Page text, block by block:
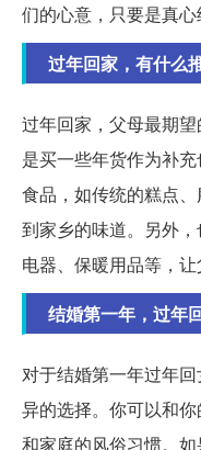
们的心意，只要是真心
过年回家，有什么
过年回家，父母最期
是买一些年货作为补
食品，如传统的糕点
到家乡的味道。另外
电器、保暖用品等，让
结婚第一年，过年
对于结婚第一年过年
异的选择。你可以和
和家庭的风俗习惯。